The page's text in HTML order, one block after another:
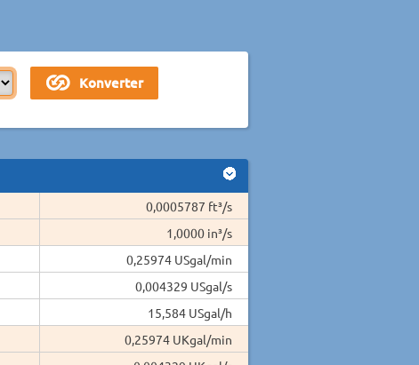
0,0005787 ft³/s
1,0000 in³/s
0,25974 USgal/min
0,004329 USgal/s
15,584 USgal/h
0,25974 UKgal/min